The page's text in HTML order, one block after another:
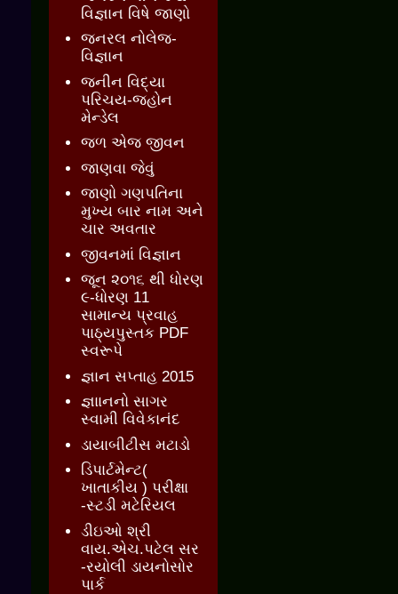
વિજ્ઞાન વિષે જાણો
જનરલ નોલેજ-
વિજ્ઞાન
જનીન વિદ્યા
પરિચય-જ્હોન
મેન્ડેલ
જળ એજ જીવન
જાણવા જેવું
જાણો ગણપતિના
મુખ્ય બાર નામ અને
ચાર અવતાર
જીવનમાં વિજ્ઞાન
જૂન ૨૦૧૬ થી ધોરણ
૯-ધોરણ 11
સામાન્ય પ્રવાહ
પાઠ્યપુસ્તક PDF
સ્વરૂપે
જ્ઞાન સપ્તાહ 2015
જ્ઞાાનનો સાગર
સ્વામી વિવેકાનંદ
ડાયાબીટીસ મટાડો
ડિપાર્ટમેન્ટ(
ખાતાકીય ) પરીક્ષા
-સ્ટડી મટેરિયલ
ડીઇઓ શ્રી
વાય.એચ.પટેલ સર
-રયોલી ડાયનોસોર
પાર્ક